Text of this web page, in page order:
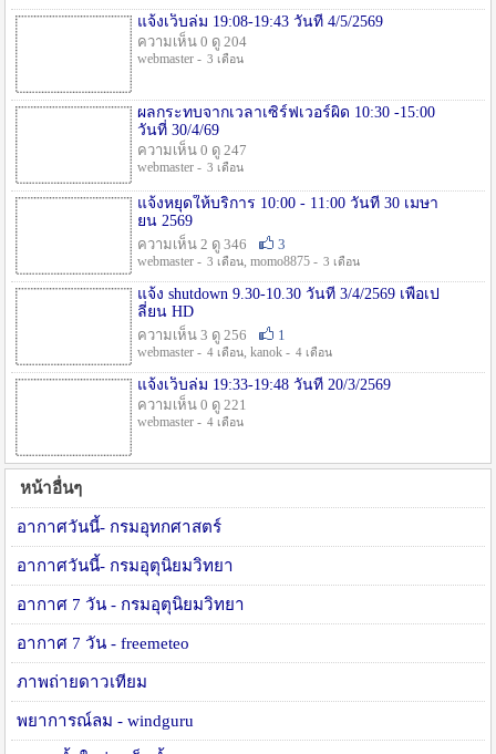
แจ้งเว็บล่ม 19:08-19:43 วันที่ 4/5/2569
ความเห็น 0 ดู 204
webmaster - 3 เดือน
ผลกระทบจากเวลาเซิร์ฟเวอร์ผิด 10:30 -15:00
วันที่ 30/4/69
ความเห็น 0 ดู 247
webmaster - 3 เดือน
แจ้งหยุดให้บริการ 10:00 - 11:00 วันที่ 30 เมษา
ยน 2569
ความเห็น 2 ดู 346
3
webmaster - 3 เดือน, momo8875 - 3 เดือน
แจ้ง shutdown 9.30-10.30 วันที่ 3/4/2569 เพื่อเป
ลี่ยน HD
ความเห็น 3 ดู 256
1
webmaster - 4 เดือน, kanok - 4 เดือน
แจ้งเว็บล่ม 19:33-19:48 วันที่ 20/3/2569
ความเห็น 0 ดู 221
webmaster - 4 เดือน
หน้าอื่นๆ
อากาศวันนี้- กรมอุทกศาสตร์
อากาศวันนี้- กรมอุตุนิยมวิทยา
อากาศ 7 วัน - กรมอุตุนิยมวิทยา
อากาศ 7 วัน - freemeteo
ภาพถ่ายดาวเทียม
พยาการณ์ลม - windguru